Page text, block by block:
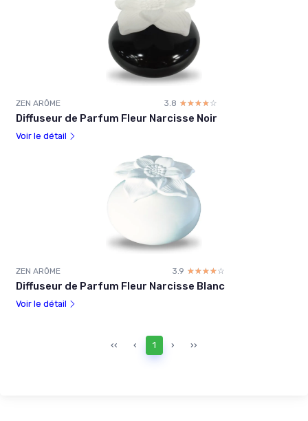
ZEN ARÔME 3.8 ☆☆☆☆☆
★★★★★
Diffuseur de Parfum Fleur Narcisse Noir
Voir le détail
ZEN ARÔME 3.9 ☆☆☆☆☆
★★★★★
Diffuseur de Parfum Fleur Narcisse Blanc
Voir le détail
‹‹ ‹ 1 › ››